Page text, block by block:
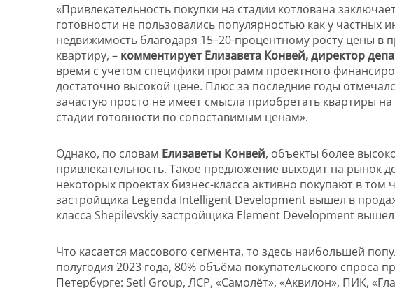
«Привлекательность покупки на стадии котлована
готовности не пользовались популярностью как у частных
недвижимость благодаря 15–20-процентному росту цены
квартиру, – комментирует Елизавета Конвей, директор
время с учетом специфики программ проектного
достаточно высокой цене. Плюс за последние годы
зачастую просто не имеет смысла приобретать квартиры
стадии готовности по сопоставимым ценам».
Однако, по словам Елизаветы Конвей, объекты более
привлекательность. Такое предложение выходит на
некоторых проектах бизнес-класса активно покупают в
застройщика Legenda Intelligent Development вышел в
класса Shepilevskiy застройщика Element Development
Что касается массового сегмента, то здесь наибольшей
полугодия 2023 года, 80% объёма покупательского
Петербурге: Setl Group, ЛСР, «Самолёт», «Аквилон», ПИК,